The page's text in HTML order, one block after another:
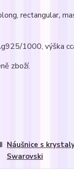
rectangular,
1000, výška
zboží.
Náušnice s
Swarovski